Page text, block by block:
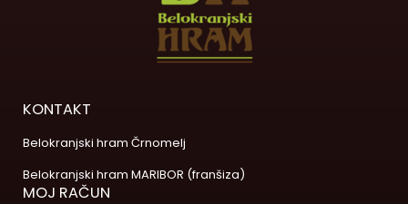
KONTAKT
Belokranjski hram Črnomelj
Belokranjski hram MARIBOR (franšiza)
MOJ RAČUN